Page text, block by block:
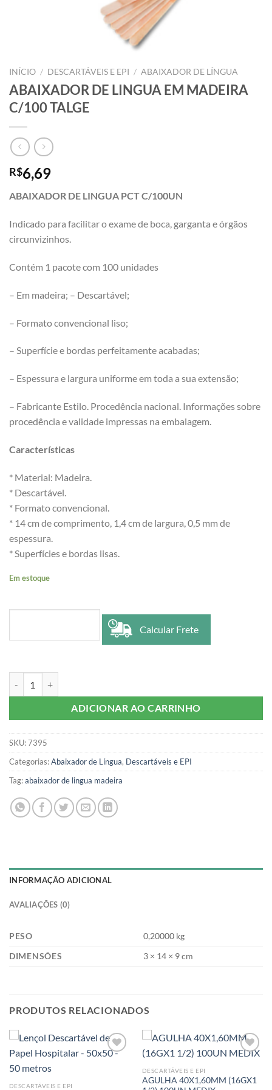
INÍCIO / DESCARTÁVEIS E EPI / ABAIXADOR DE LÍNGUA
ABAIXADOR DE LINGUA EM MADEIRA
C/100 TALGE
R$6,69
ABAIXADOR DE LINGUA PCT C/100UN
Indicado para facilitar o exame de boca, garganta e órgãos
circunvizinhos.
Contém 1 pacote com 100 unidades
– Em madeira; – Descartável;
– Formato convencional liso;
– Superfície e bordas perfeitamente acabadas;
– Espessura e largura uniforme em toda a sua extensão;
– Fabricante Estilo. Procedência nacional. Informações sobre
procedência e validade impressas na embalagem.
Características
* Material: Madeira.
* Descartável.
* Formato convencional.
* 14 cm de comprimento, 1,4 cm de largura, 0,5 mm de
espessura.
* Superfícies e bordas lisas.
Em estoque
Calcular Frete
ADICIONAR AO CARRINHO
SKU:7395
Categorias:Abaixador de Língua, Descartáveis e EPI
Tag:abaixador de lingua madeira
INFORMAÇÃO ADICIONAL
AVALIAÇÕES (0)
PESO
0,20000 kg
DIMENSÕES
3 × 14 × 9 cm
PRODUTOS RELACIONADOS
DESCARTÁVEIS E EPI
Add to
DESCARTÁVEIS E EPI
AGULHA 40X1,60MM (16GX1